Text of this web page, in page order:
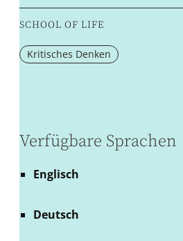
SCHOOL OF LIFE
Kritisches Denken
Verfügbare Sprachen
Englisch
Deutsch